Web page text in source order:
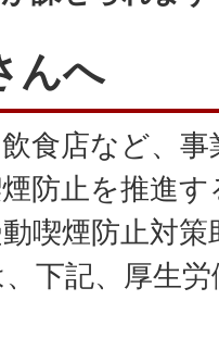
んへ
食店など、
防止を推進
喫煙防止対
下記、厚生